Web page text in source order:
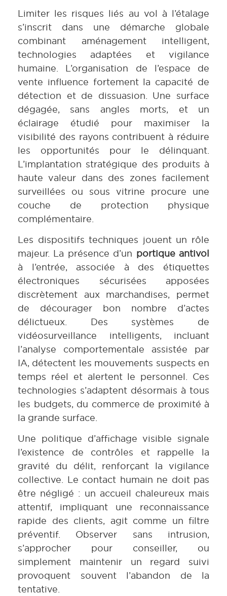
Limiter les risques liés au vol à l’étalage
s’inscrit dans une démarche globale
combinant aménagement intelligent,
technologies adaptées et vigilance
humaine. L’organisation de l’espace de
vente influence fortement la capacité de
détection et de dissuasion. Une surface
dégagée, sans angles morts, et un
éclairage étudié pour maximiser la
visibilité des rayons contribuent à réduire
les opportunités pour le délinquant.
L’implantation stratégique des produits à
haute valeur dans des zones facilement
surveillées ou sous vitrine procure une
couche de protection physique
complémentaire.
Les dispositifs techniques jouent un rôle
majeur. La présence d’un portique antivol
à l’entrée, associée à des étiquettes
électroniques sécurisées apposées
discrètement aux marchandises, permet
de décourager bon nombre d’actes
délictueux. Des systèmes de
vidéosurveillance intelligents, incluant
l’analyse comportementale assistée par
IA, détectent les mouvements suspects en
temps réel et alertent le personnel. Ces
technologies s’adaptent désormais à tous
les budgets, du commerce de proximité à
la grande surface.
Une politique d’affichage visible signale
l’existence de contrôles et rappelle la
gravité du délit, renforçant la vigilance
collective. Le contact humain ne doit pas
être négligé : un accueil chaleureux mais
attentif, impliquant une reconnaissance
rapide des clients, agit comme un filtre
préventif. Observer sans intrusion,
s’approcher pour conseiller, ou
simplement maintenir un regard suivi
provoquent souvent l’abandon de la
tentative.